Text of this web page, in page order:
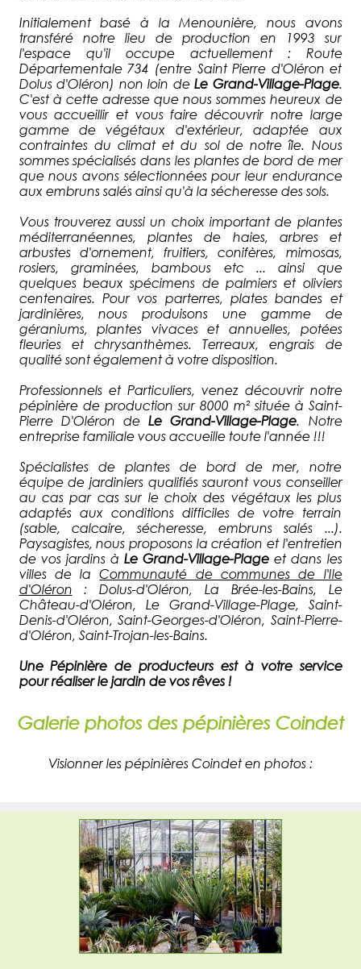
Initialement basé à la Menounière, nous avons
transféré notre lieu de production en 1993 sur
l'espace qu'il occupe actuellement : Route
Départementale 734 (entre Saint Pierre d'Oléron et
Dolus d'Oléron) non loin de Le Grand-Village-Plage.
C'est à cette adresse que nous sommes heureux de
vous accueillir et vous faire découvrir notre large
gamme de végétaux d'extérieur, adaptée aux
contraintes du climat et du sol de notre île. Nous
sommes spécialisés dans les plantes de bord de mer
que nous avons sélectionnées pour leur endurance
aux embruns salés ainsi qu'à la sécheresse des sols.
Vous trouverez aussi un choix important de plantes
méditerranéennes, plantes de haies, arbres et
arbustes d'ornement, fruitiers, conifères, mimosas,
rosiers, graminées, bambous etc ... ainsi que
quelques beaux spécimens de palmiers et oliviers
centenaires. Pour vos parterres, plates bandes et
jardinières, nous produisons une gamme de
géraniums, plantes vivaces et annuelles, potées
fleuries et chrysanthèmes. Terreaux, engrais de
qualité sont également à votre disposition.
Professionnels et Particuliers, venez découvrir notre
pépinière de production sur 8000 m² située à Saint-
Pierre D'Oléron deLe Grand-Village-Plage. Notre
entreprise familiale vous accueille toute l'année !!!
Spécialistes de plantes de bord de mer, notre
équipe de jardiniers qualifiés sauront vous conseiller
au cas par cas sur le choix des végétaux les plus
adaptés aux conditions difficiles de votre terrain
(sable, calcaire, sécheresse, embruns salés ...).
Paysagistes, nous proposons la création et l'entretien
de vos jardins à Le Grand-Village-Plage et dans les
villes de laCommunauté de communes de l'Ile
d'Oléron : Dolus-d'Oléron, La Brée-les-Bains, Le
Château-d'Oléron, Le Grand-Village-Plage, Saint-
Denis-d'Oléron, Saint-Georges-d'Oléron, Saint-Pierre-
d'Oléron, Saint-Trojan-les-Bains.
Une Pépinière de producteurs est à votre service
pour réaliser le jardin de vos rêves !
Galerie photos des pépinières Coindet
Visionner les pépinières Coindet en photos :